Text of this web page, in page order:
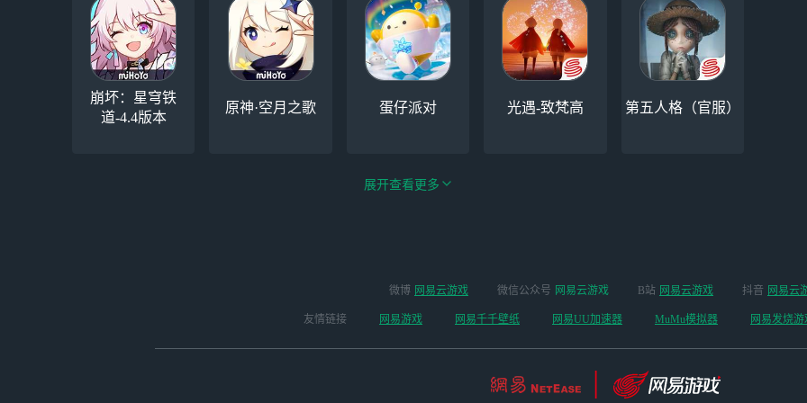
崩坏：星穹铁
道-4.4版本
原神·空月之歌 蛋仔派对 光遇-致梵高 第五人格（官服）
逆水寒手游（全新
版本开启 ）
云手机 阴阳师
展开查看更多
微博 网易云游戏 微信公众号 网易云游戏 B站 网易云游戏 抖音 网易云
友情链接 网易游戏 网易千千壁纸 网易UU加速器 MuMu模拟器 网易发烧游